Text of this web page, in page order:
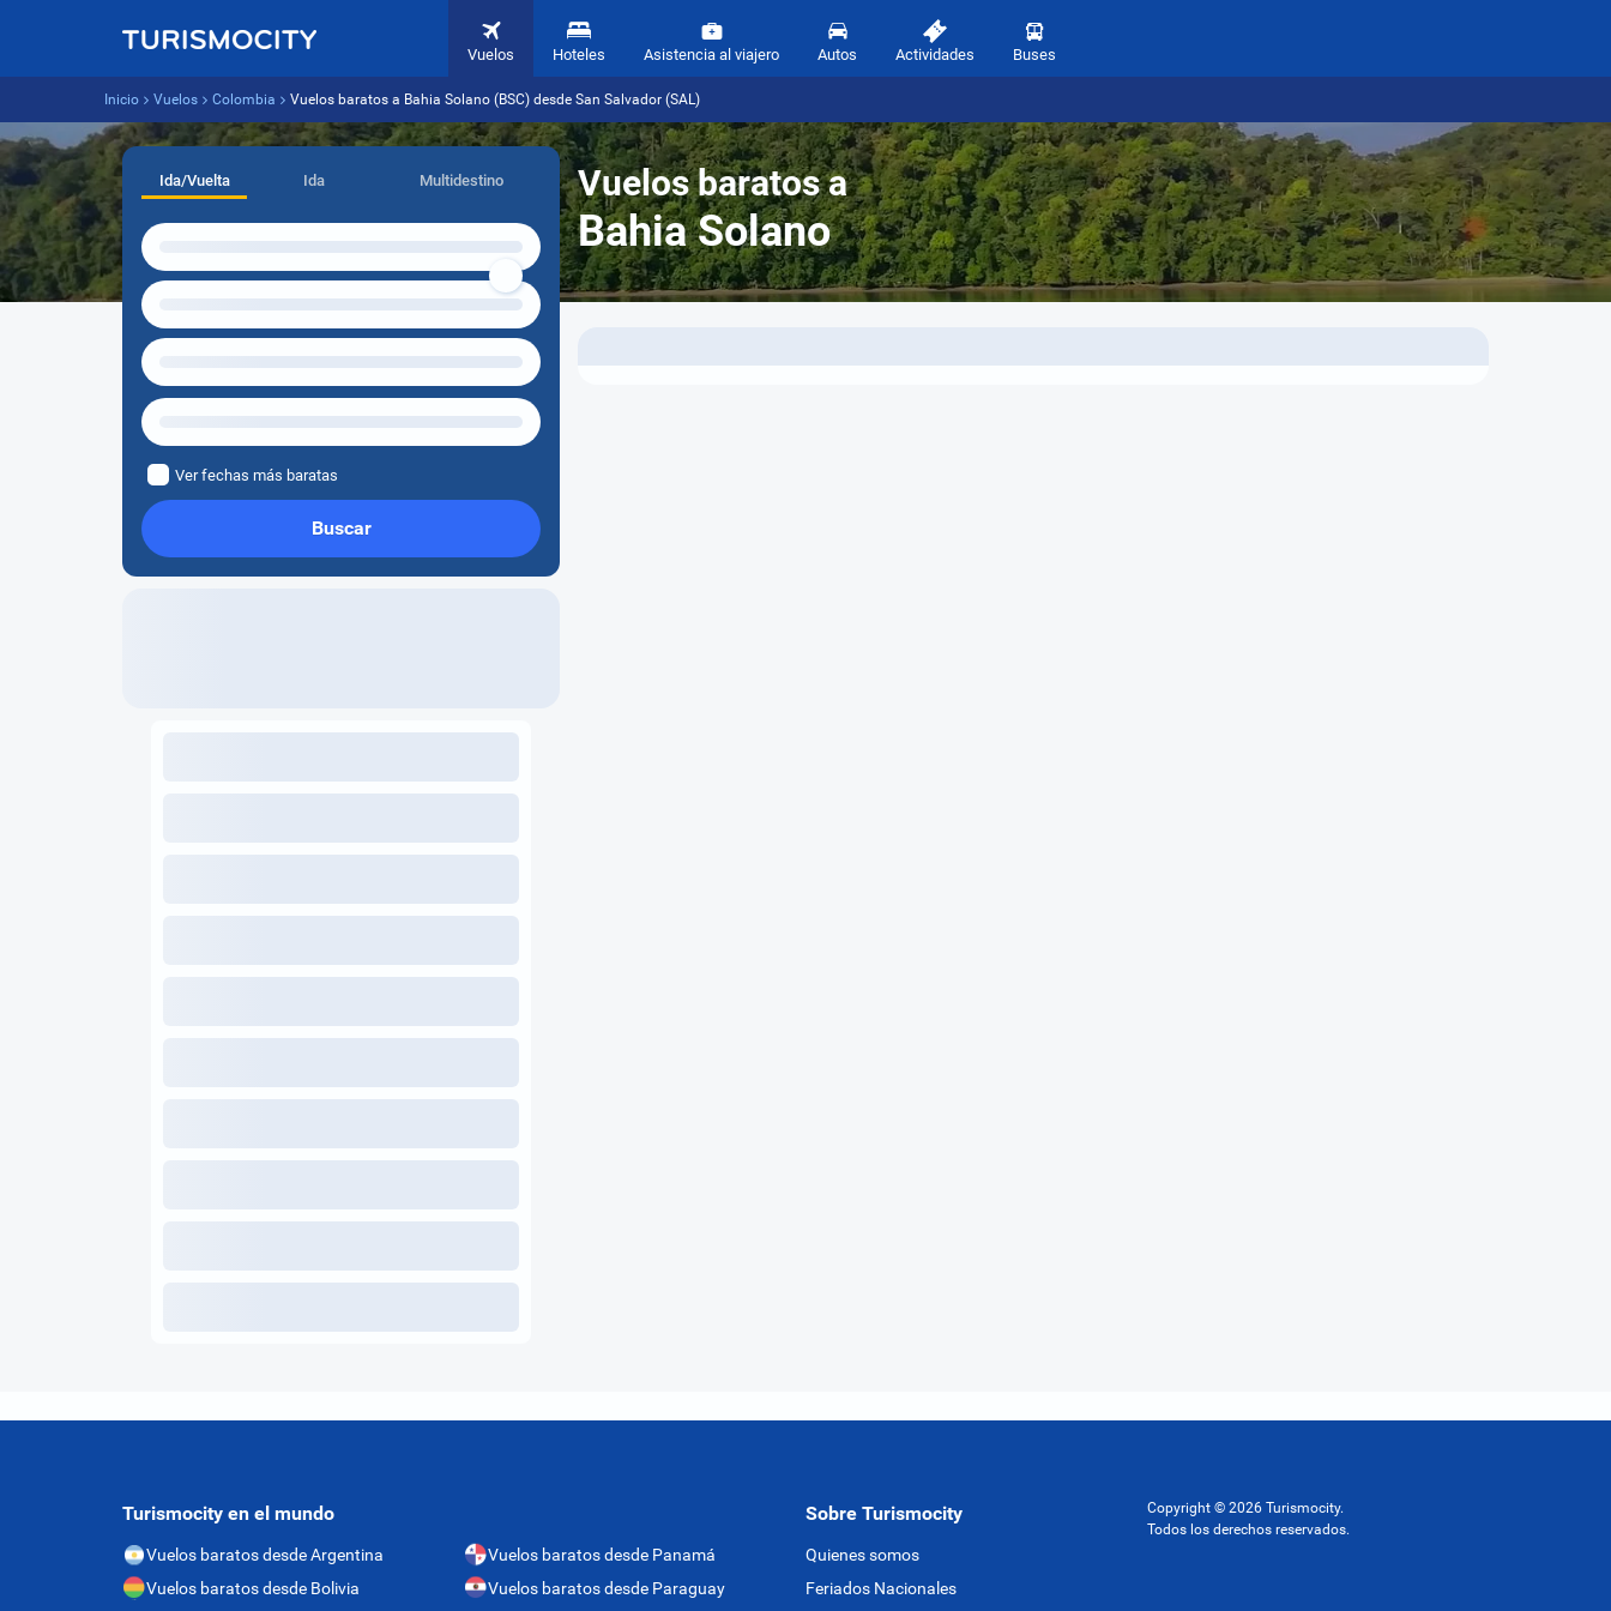
Vuelos Hoteles Asistencia al viajero Autos Actividades Buses
Inicio Vuelos Colombia Vuelos baratos a Bahia Solano (BSC) desde San Salvador (SAL)
Vuelos baratos a
Bahia Solano
Ida/Vuelta Ida Multidestino
Ver fechas más baratas
Buscar
Turismocity en el mundo
Vuelos baratos desde Argentina
Vuelos baratos desde Bolivia
Vuelos baratos desde Panamá
Vuelos baratos desde Paraguay
Sobre Turismocity
Quienes somos
Feriados Nacionales
Copyright © 2026 Turismocity.
Todos los derechos reservados.